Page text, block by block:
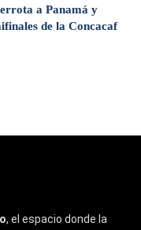
a Panamá y
de la Concacaf
, el espacio donde la